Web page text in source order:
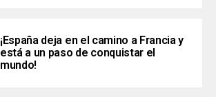
¡España deja en el camino a Francia y
está a un paso de conquistar el
mundo!